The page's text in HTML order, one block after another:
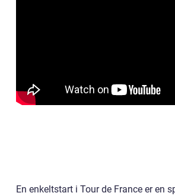
En enkeltstart i Tour de France er en